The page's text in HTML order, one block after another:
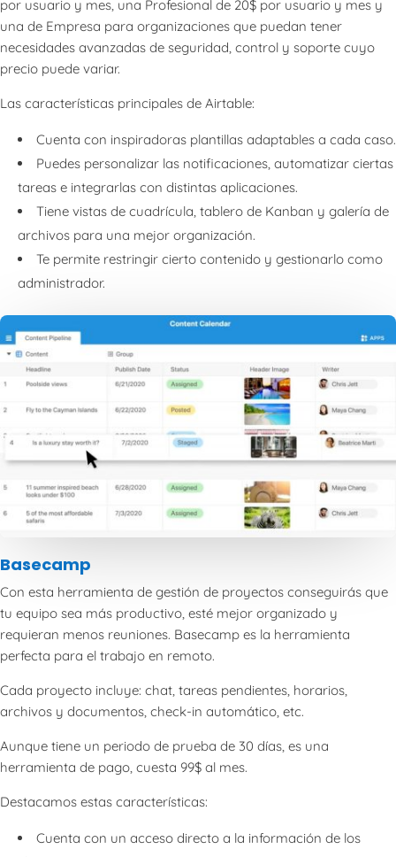
por usuario y mes, una Profesional de 20$ por usuario y mes y
una de Empresa para organizaciones que puedan tener
necesidades avanzadas de seguridad, control y soporte cuyo
precio puede variar.
Las características principales de Airtable:
Cuenta con inspiradoras plantillas adaptables a cada caso.
Puedes personalizar las notificaciones, automatizar ciertas
tareas e integrarlas con distintas aplicaciones.
Tiene vistas de cuadrícula, tablero de Kanban y galería de
archivos para una mejor organización.
Te permite restringir cierto contenido y gestionarlo como
administrador.
Basecamp
Con esta herramienta de gestión de proyectos conseguirás que
tu equipo sea más productivo, esté mejor organizado y
requieran menos reuniones. Basecamp es la herramienta
perfecta para el trabajo en remoto.
Cada proyecto incluye: chat, tareas pendientes, horarios,
archivos y documentos, check-in automático, etc.
Aunque tiene un periodo de prueba de 30 días, es una
herramienta de pago, cuesta 99$ al mes.
Destacamos estas características:
Cuenta con un acceso directo a la información de los